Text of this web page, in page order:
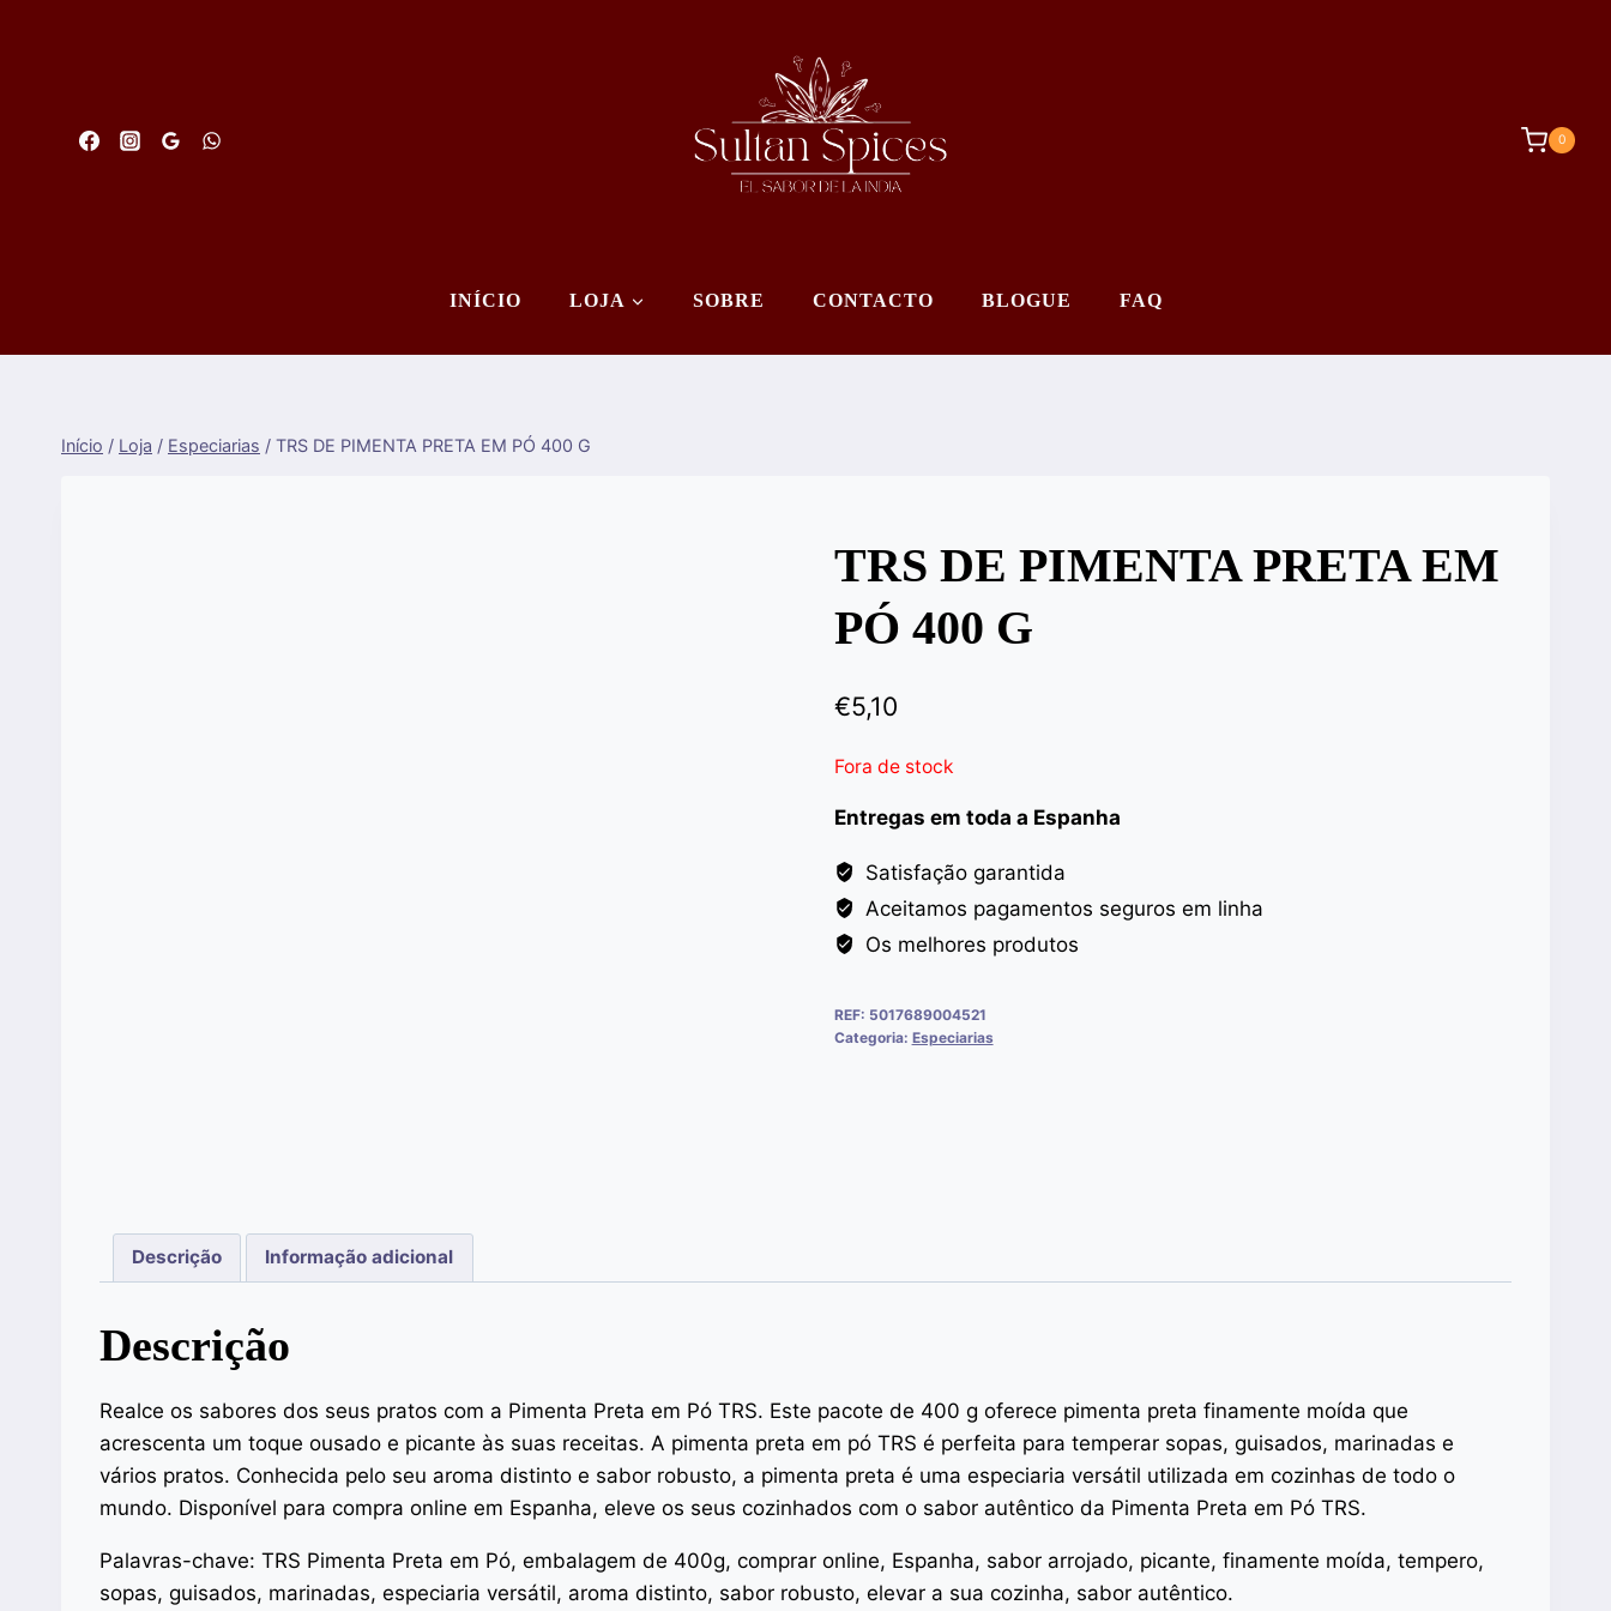
0
INÍCIO LOJA SOBRE CONTACTO BLOGUE FAQ
Início / Loja / Especiarias / TRS DE PIMENTA PRETA EM PÓ 400 G
TRS DE PIMENTA PRETA EM
PÓ 400 G
€5,10
Fora de stock
Entregas em toda a Espanha
Satisfação garantida
Aceitamos pagamentos seguros em linha
Os melhores produtos
REF: 5017689004521
Categoria: Especiarias
Descrição Informação adicional
Descrição
Realce os sabores dos seus pratos com a Pimenta Preta em Pó TRS. Este pacote de 400 g oferece pimenta preta finamente moída que
acrescenta um toque ousado e picante às suas receitas. A pimenta preta em pó TRS é perfeita para temperar sopas, guisados, marinadas e
vários pratos. Conhecida pelo seu aroma distinto e sabor robusto, a pimenta preta é uma especiaria versátil utilizada em cozinhas de todo o
mundo. Disponível para compra online em Espanha, eleve os seus cozinhados com o sabor autêntico da Pimenta Preta em Pó TRS.
Palavras-chave: TRS Pimenta Preta em Pó, embalagem de 400g, comprar online, Espanha, sabor arrojado, picante, finamente moída, tempero,
sopas, guisados, marinadas, especiaria versátil, aroma distinto, sabor robusto, elevar a sua cozinha, sabor autêntico.